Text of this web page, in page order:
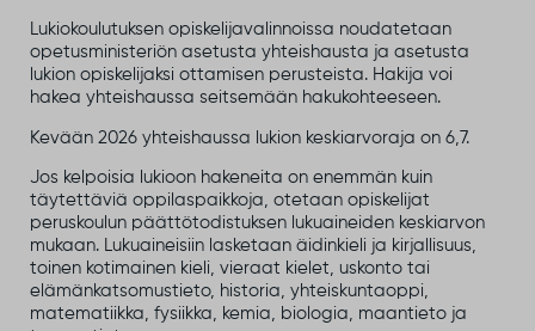
Lukiokoulutuksen opiskelijavalinnoissa noudatetaan
opetusministeriön asetusta yhteishausta ja asetusta
lukion opiskelijaksi ottamisen perusteista. Hakija voi
hakea yhteishaussa seitsemään hakukohteeseen.
Kevään 2026 yhteishaussa lukion keskiarvoraja on 6,7.
Jos kelpoisia lukioon hakeneita on enemmän kuin
täytettäviä oppilaspaikkoja, otetaan opiskelijat
peruskoulun päättötodistuksen lukuaineiden keskiarvon
mukaan. Lukuaineisiin lasketaan äidinkieli ja kirjallisuus,
toinen kotimainen kieli, vieraat kielet, uskonto tai
elämänkatsomustieto, historia, yhteiskuntaoppi,
matematiikka, fysiikka, kemia, biologia, maantieto ja